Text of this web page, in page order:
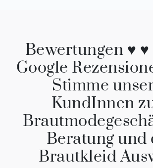
Bewertungen ♥ ♥
Google
Stimme
KundInnen
Beratung und
Brautkleid